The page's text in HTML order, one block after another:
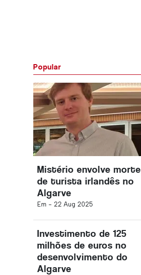
Popular
Mistério envolve morte
de turista irlandês no
Algarve
Em - 22 Aug 2025
Investimento de 125
milhões de euros no
desenvolvimento do
Algarve